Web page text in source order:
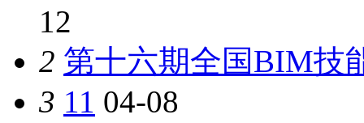
12
2 第十六期全国BIM技
3 11 04-08